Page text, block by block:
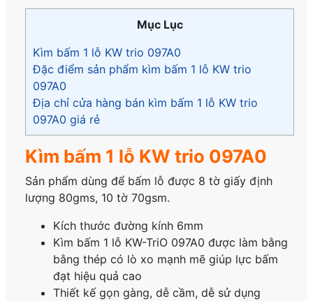
Mục Lục
Kìm bấm 1 lỗ KW trio 097A0
Đặc điểm sản phẩm kìm bấm 1 lỗ KW trio
097A0
Địa chỉ cửa hàng bán kìm bấm 1 lỗ KW trio
097A0 giá rẻ
Kìm bấm 1 lỗ KW trio 097A0
Sản phẩm dùng để bấm lỗ được 8 tờ giấy định
lượng 80gms, 10 tờ 70gsm.
Kích thước đường kính 6mm
Kìm bấm 1 lỗ KW-TriO 097A0 được làm bằng
bằng thép có lò xo mạnh mẽ giúp lực bấm
đạt hiệu quả cao
Thiết kế gọn gàng, dễ cầm, dễ sử dụng